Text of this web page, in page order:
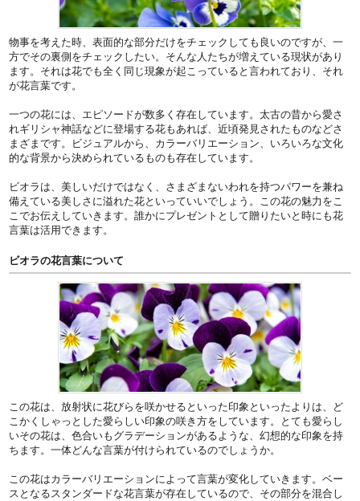
物事を考えた時、表面的な部分だけをチェックしても良いのですが、一
方でその裏側をチェックしたい。そんな人たちが増えている現状があり
ます。それは花でも全く同じ現象が起こっていると言われており、それ
が花言葉です。
一つの花には、エピソードが数多く存在しています。太古の昔から愛さ
れギリシャ神話などに登場する花もあれば、近頃発見されたものなどさ
まざまです。ビジュアルから、カラーバリエーション、いろいろな文化
的な背景から決められているものも存在しています。
ビオラは、美しいだけではなく、さまざまないわれを持つパワーを兼ね
備えている美しさに溢れた花といっていいでしょう。この花の魅力をこ
こでお伝えしていきます。誰かにプレゼントとして贈りたいと時にも花
言葉は活用できます。
ビオラの花言葉について
この花は、放射状に花びらを咲かせるといった印象といったよりは、ど
こかくしゃっとした愛らしい印象の咲き方をしています。とても愛らし
いその花は、色合いもグラデーションがあるような、幻想的な印象を持
ちます。一体どんな言葉が付けられているのでしょうか。
この花はカラーバリエーションによって言葉が変化していきます。ベー
スとなるスタンダードな花言葉が存在しているので、その部分を混合し